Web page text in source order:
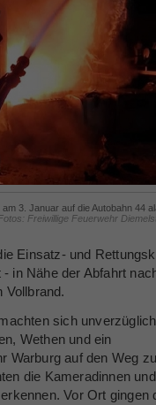
3. Januar auf die Autobahn 44
Freiwillige Feuerwehr
Einsatz- und
in Nähe der Abfahrt
Vollbrand.
sich
Wethen und ein
Warburg auf den Weg
die Kameradinnen und
Vor Ort gingen